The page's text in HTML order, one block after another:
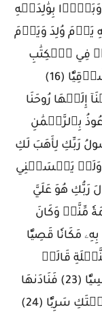
مِّن لَّدُنَّا وَزَكَوٰةٗۖ وَكَانَ تَقِيّٗا (13) وَبَرَّۢا بِوَٰلِدَيۡهِ
وَسَلَٰمٌ عَلَيۡهِ يَوۡمَ وُلِدَ وَيَوۡمَ
(15) وَٱذۡكُرۡ فِي ٱلۡكِتَٰبِ
مَرۡيَمَ إِذِ ٱنتَبَذَتۡ مِنۡ أَهۡلِهَا مَكَانٗا شَرۡقِيّٗا (16)
رُوحَنَا
قَالَتۡ إِنِّيٓ أَعُوذُ بِٱلرَّحۡمَٰنِ
أَنَا۠ رَسُولُ رَبِّكِ لِأَهَبَ لَكِ
لِي غُلَٰمٞ وَلَمۡ يَمۡسَسۡنِي
كَذَٰلِكِ قَالَ رَبُّكِ هُوَ عَلَيَّ
مِّنَّاۚ وَكَانَ
بِهِۦ مَكَانٗا قَصِيّٗا
قَالَتۡ
يَٰلَيۡتَنِي مِتُّ قَبۡلَ هَٰذَا وَكُنتُ نَسۡيٗا مَّنسِيّٗا (23) فَنَادَىٰهَا
مِن تَحۡتِهَآ أَلَّا تَحۡزَنِي قَدۡ جَعَلَ رَبُّكِ تَحۡتَكِ سَرِيّٗا (24)